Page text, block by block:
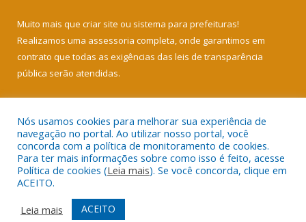
Muito mais que criar site ou sistema para prefeituras!
Realizamos uma assessoria completa, onde garantimos em
contrato que todas as exigências das leis de transparência
pública serão atendidas.
Todos os direitos reservados a Câmara Municipal de Soure.
Mapa do Site
Acessar Área Administrativa
Nós usamos cookies para melhorar sua experiência de
navegação no portal. Ao utilizar nosso portal, você
concorda com a política de monitoramento de cookies.
Para ter mais informações sobre como isso é feito, acesse
Política de cookies (Leia mais). Se você concorda, clique em
ACEITO.
Leia mais
ACEITO